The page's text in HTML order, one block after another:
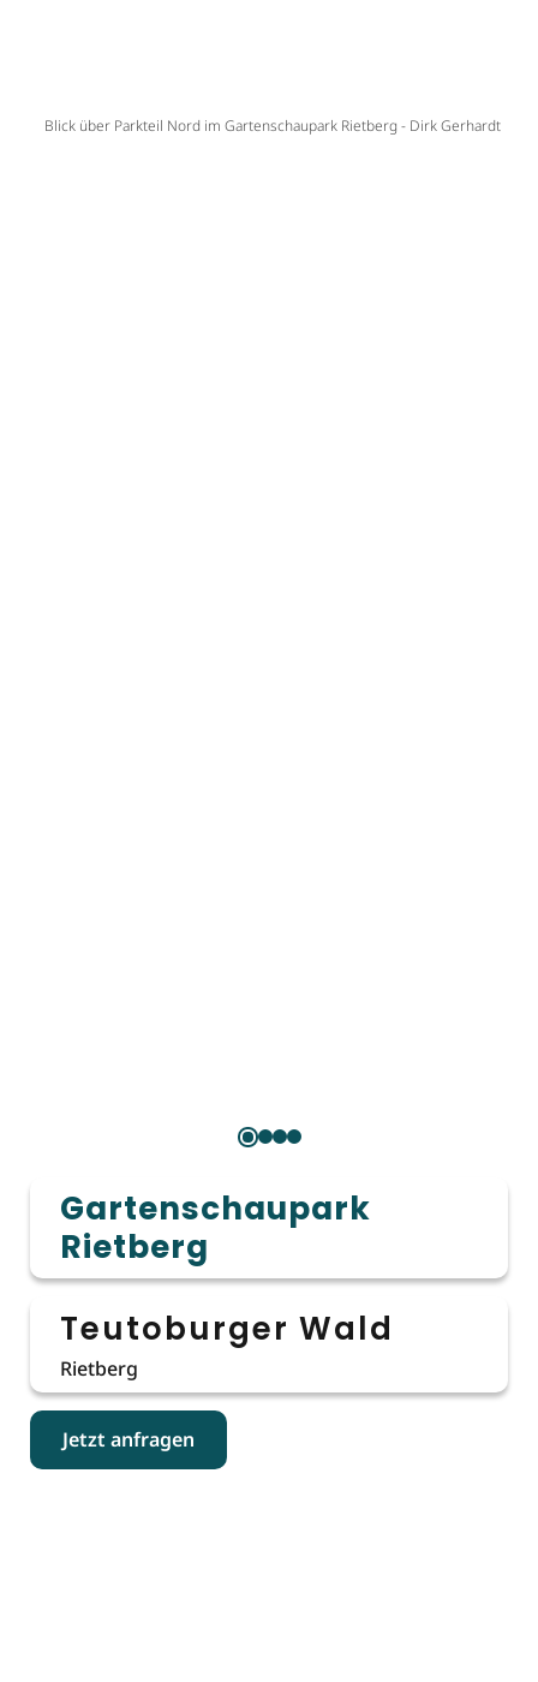
Gartenschaupark
Rietberg
Teutoburger Wald
Rietberg
Jetzt anfragen
Blick über Parkteil Nord im Gartenschaupark Rietberg - Dirk Gerhardt